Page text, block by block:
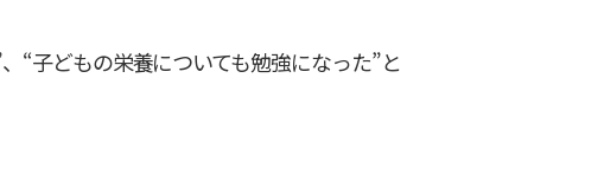
“子どもの栄養についても勉強になった”と